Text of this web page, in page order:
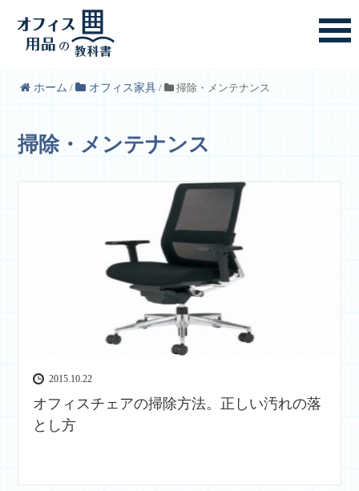
ホーム / オフィス家具 / 掃除・メンテナンス
掃除・メンテナンス
2015.10.22
オフィスチェアの掃除方法。正しい汚れの落
とし方